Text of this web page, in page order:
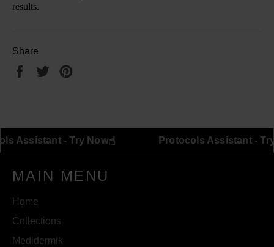
results.
Share
Share
Tweet
Protocols Assistant - Try Now☝︎ Protocols
MAIN MENU
Home
Collections
Medidermik